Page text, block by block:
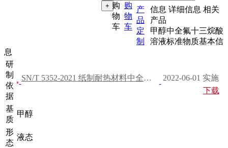
购
物
车
购
物
车
产
品
定
制
信息 详细信息 相关
产品
甲醇中全氟十三烷酸
溶液标准物质基本信
息
研
制
依
据
SN/T 5352-2021 纸制耐热材料中全氟和多氟化合物的测定
2022-06-01 实施
下载
基
质
甲醇
形
态
液态